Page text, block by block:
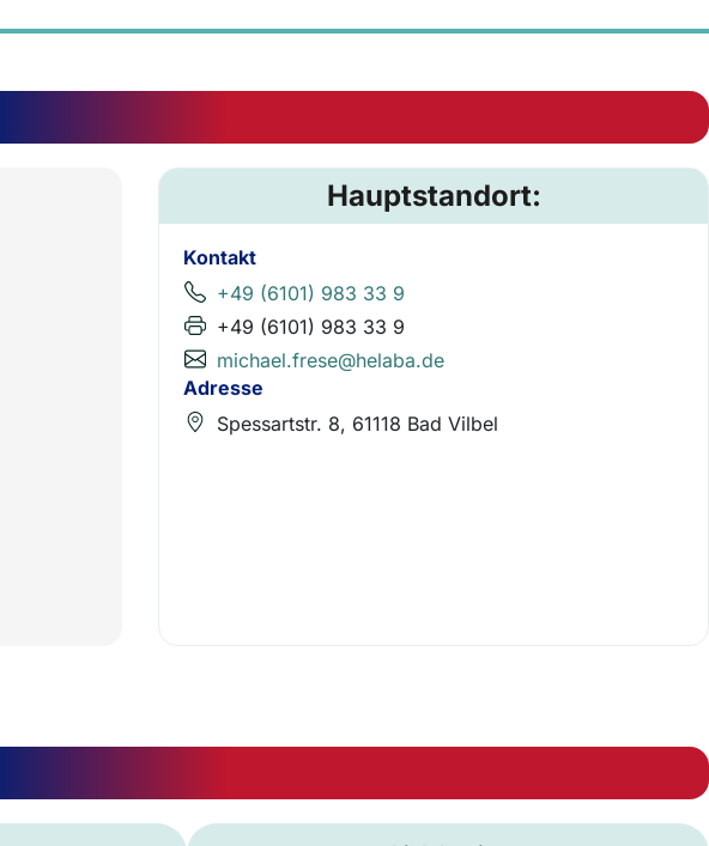
Hauptstandort:
Kontakt
+49 (6101) 983 33 9
+49 (6101) 983 33 9
michael.frese@helaba.de
Adresse
Spessartstr. 8, 61118 Bad Vilbel